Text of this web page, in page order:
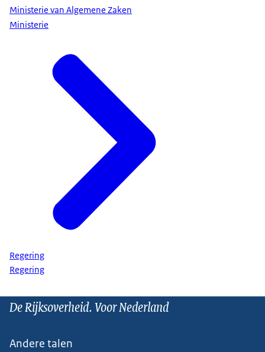
Ministerie van Algemene Zaken
Ministerie
Regering
Regering
De Rijksoverheid. Voor Nederland
Andere talen